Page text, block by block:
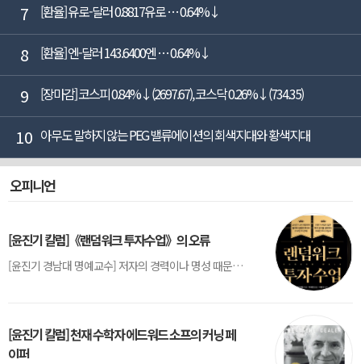
7 [환율] 유로-달러 0.8817유로 … 0.64%↓
8 [환율] 엔-달러 143.6400엔 … 0.64%↓
9 [장마감] 코스피 0.84%↓(2697.67), 코스닥 0.26%↓(734.35)
10 아무도 말하지 않는 PEG 밸류에이션의 회색지대와 황색지대
오피니언
[윤진기 칼럼]《랜덤워크 투자수업》의 오류
[윤진기 경남대 명예교수] 저자의 경력이나 명성 때문인지 2020년에 번역 출판된 《랜덤워크 투자수업》(A Random Walk Down Wall Street) 12판은 표지부터가 거창하다. ‘45년간 12번 개정하며 철저히 검증한 투자서’, ‘전문가 부럽지 않은 투자 감각을 길러주는 위대한 투자지침서’ 라는 은빛 광고문구로 독자를 유혹한다.[1] 출판 50주...
[윤진기 칼럼] 천재 수학자 에드워드 소프의 커닝 페
이퍼